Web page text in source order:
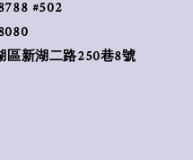
#502
新湖二路250巷8號